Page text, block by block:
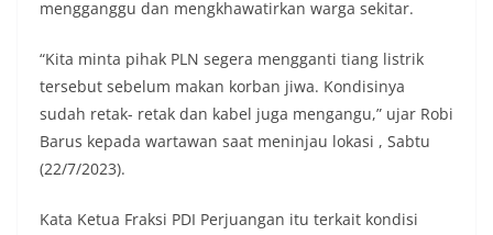
mengganggu dan mengkhawatirkan warga sekitar.
“Kita minta pihak PLN segera mengganti tiang listrik
tersebut sebelum makan korban jiwa. Kondisinya
sudah retak- retak dan kabel juga mengangu,” ujar Robi
Barus kepada wartawan saat meninjau lokasi , Sabtu
(22/7/2023).
Kata Ketua Fraksi PDI Perjuangan itu terkait kondisi